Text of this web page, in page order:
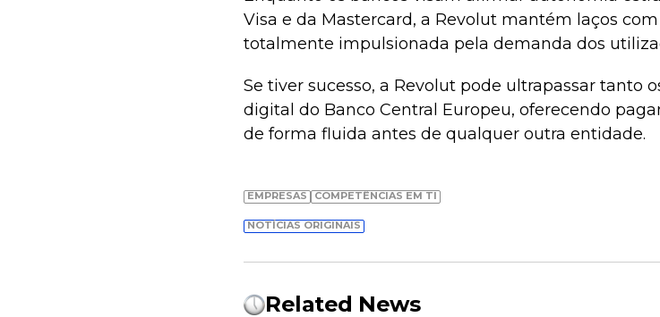
Visa e da Mastercard, a Revolut mantém laços
totalmente impulsionada pela demanda dos
Se tiver sucesso, a Revolut pode ultrapassar tanto
digital do Banco Central Europeu, oferecendo
de forma fluida antes de qualquer outra entidade.
EMPRESAS COMPETÊNCIAS EM TI
NOTÍCIAS ORIGINAIS
Related News